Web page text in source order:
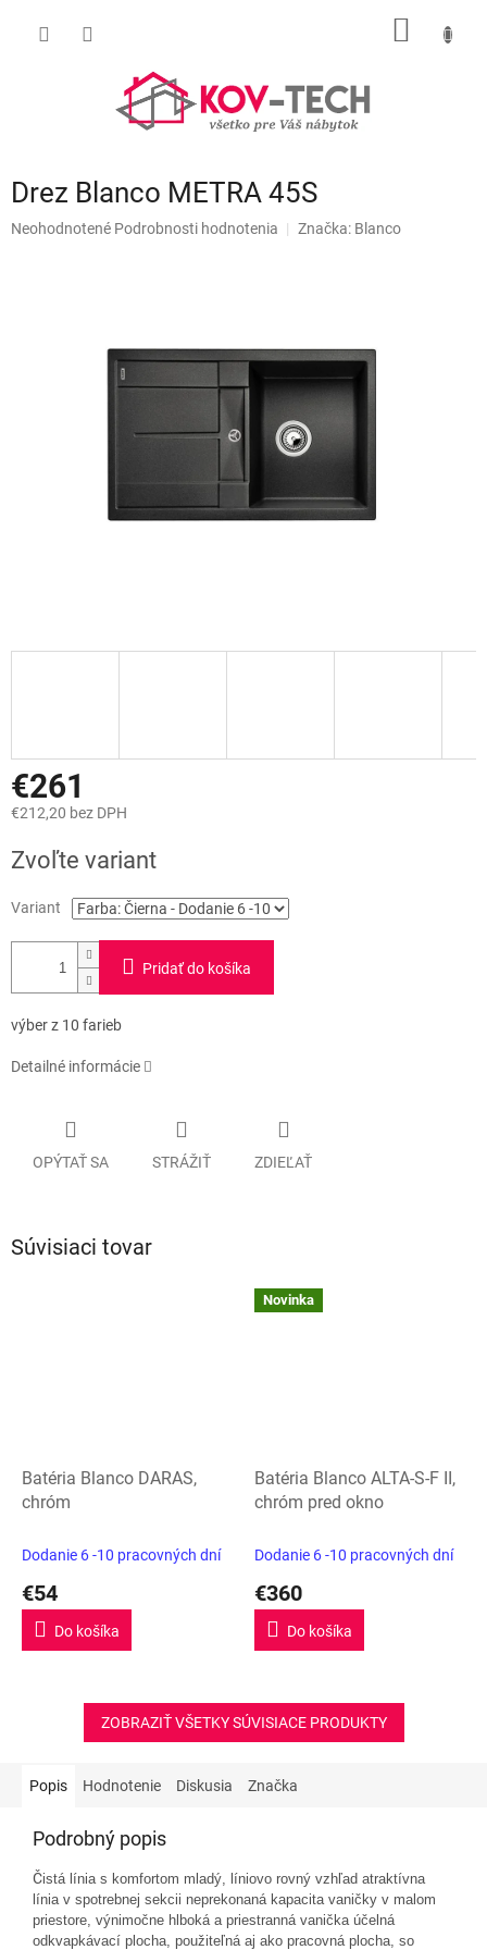
Drez Blanco METRA 45S
Priemerné
Neohodnotené Podrobnosti hodnotenia Značka: Blanco
€261
€212,20 bez DPH
cena:
Zvoľte variant
Variant
Pridať do košíka
výber z 10 farieb
Detailné informácie
OPÝTAŤ SA STRÁŽIŤ ZDIEĽAŤ
Súvisiaci tovar
Batéria Blanco DARAS,
chróm
Dodanie 6 -10 pracovných dní
€54
Do košíka
Novinka
Batéria Blanco ALTA-S-F II,
chróm pred okno
Dodanie 6 -10 pracovných dní
€360
Do košíka
ZOBRAZIŤ VŠETKY SÚVISIACE PRODUKTY
Popis Hodnotenie Diskusia Značka
Podrobný popis
Čistá línia s komfortom mladý, líniovo rovný vzhľad atraktívna
línia v spotrebnej sekcii neprekonaná kapacita vaničky v malom
priestore, výnimočne hlboká a priestranná vanička účelná
odkvapkávací plocha, použiteľná aj ako pracovná plocha, so